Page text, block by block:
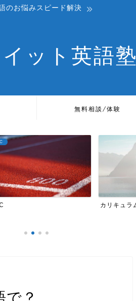
のお悩みスピード解決
ット英語塾
無料相談/体験
ラム 英検
で？